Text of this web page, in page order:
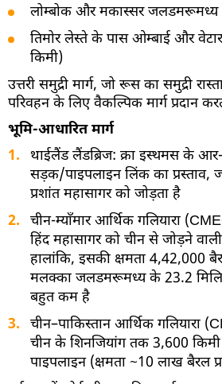
लोम्बोक और मकास्सर जलडमरूमध्य
तिमोर लेस्ते के पास ओम्बाई और
किमी)
उत्तरी समुद्री मार्ग, जो रूस का समुद्री
परिवहन के लिए वैकल्पिक मार्ग प्रदान
भूमि-आधारित मार्ग
1.
थाईलैंड लैंडब्रिज: क्रा इस्थमस के
सड़क/पाइपलाइन लिंक का प्रस्ताव,
प्रशांत महासागर को जोड़ता है
2.
चीन-म्याँमार आर्थिक गलियारा
हिंद महासागर को चीन से जोड़ने
हालांकि, इसकी क्षमता 4,42,000
मलक्का जलडमरूमध्य के 23.2
बहुत कम है
3.
चीन–पाकिस्तान आर्थिक गलियारा
चीन के शिनजियांग तक 3,600 किमी
पाइपलाइन (क्षमता ~10 लाख बैरल